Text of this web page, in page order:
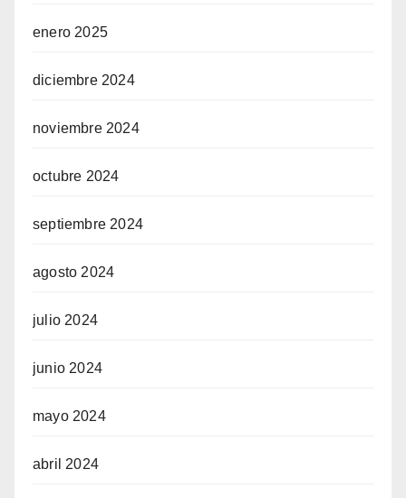
enero 2025
diciembre 2024
noviembre 2024
octubre 2024
septiembre 2024
agosto 2024
julio 2024
junio 2024
mayo 2024
abril 2024